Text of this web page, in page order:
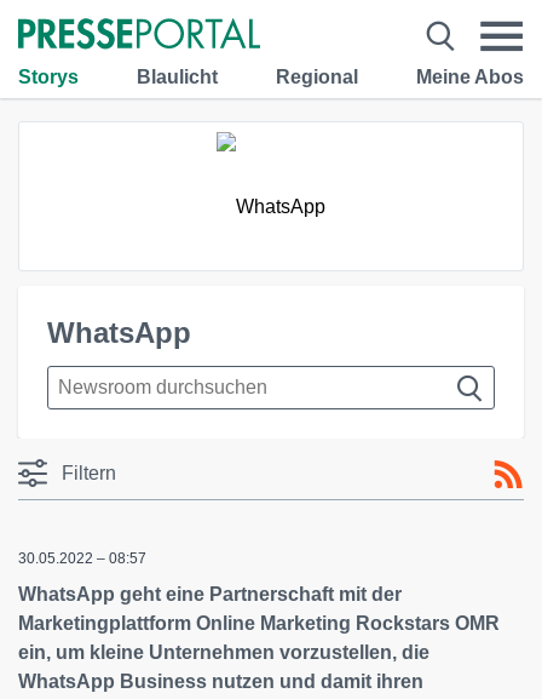
Storys Blaulicht Regional Meine Abos
WhatsApp
Filtern
30.05.2022 – 08:57
WhatsApp geht eine Partnerschaft mit der
Marketingplattform Online Marketing Rockstars OMR
ein, um kleine Unternehmen vorzustellen, die
WhatsApp Business nutzen und damit ihren